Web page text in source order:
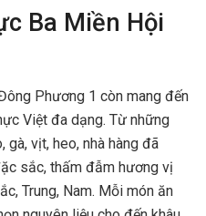
Ba Miền Hội
Phương 1 còn mang đến
Việt đa dạng. Từ những
gà, vịt, heo, nhà hàng đã
sắc, thấm đẫm hương vị
Trung, Nam. Mỗi món ăn